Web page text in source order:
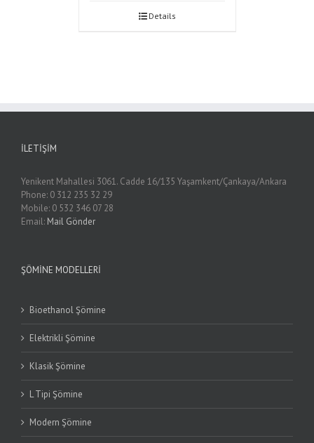
Details
İLETIŞIM
Yenikent Mahallesi 3061. Cadde 16/135 Yaşamkent/Çankaya/Ankara
Phone: 0 312 235 32 29
Mobile: 0 532 346 07 28
Email: Mail Gönder
ŞÖMINE MODELLERI
Bioethanol Şömine
Elektrikli Şömine
Klasik Şömine
L Tipi Şömine
Modern Şömine